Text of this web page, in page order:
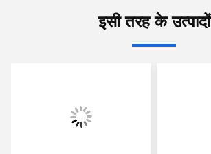
इसी तरह के उत्पादों